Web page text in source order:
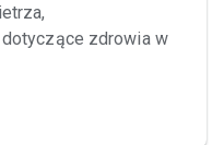
zdrowia w